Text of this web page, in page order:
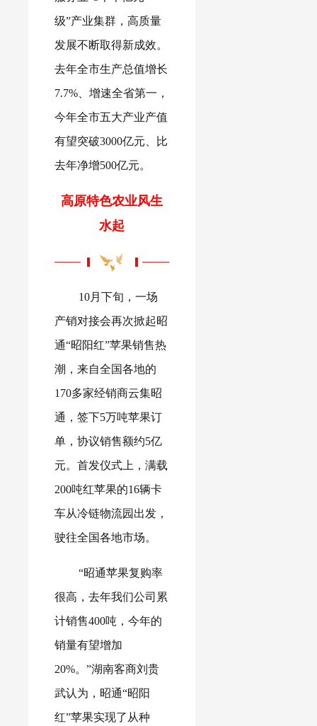
级”产业集群，高质量
发展不断取得新成效。
去年全市生产总值增长
7.7%、增速全省第一，
今年全市五大产业产值
有望突破3000亿元、比
去年净增500亿元。
高原特色农业风生
水起
10月下旬，一场
产销对接会再次掀起昭
通“昭阳红”苹果销售热
潮，来自全国各地的
170多家经销商云集昭
通，签下5万吨苹果订
单，协议销售额约5亿
元。首发仪式上，满载
200吨红苹果的16辆卡
车从冷链物流园出发，
驶往全国各地市场。
“昭通苹果复购率
很高，去年我们公司累
计销售400吨，今年的
销量有望增加
20%。”湖南客商刘贵
武认为，昭通“昭阳
红”苹果实现了从种